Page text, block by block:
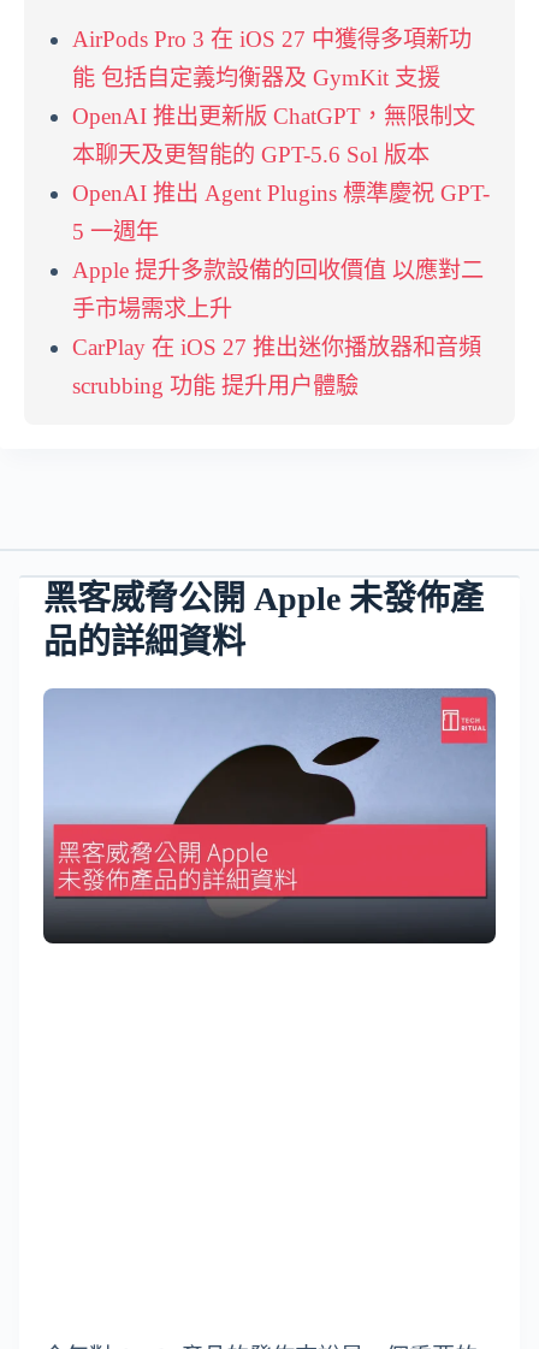
AirPods Pro 3 在 iOS 27 中獲得多項新功
能 包括自定義均衡器及 GymKit 支援
OpenAI 推出更新版 ChatGPT，無限制文
本聊天及更智能的 GPT-5.6 Sol 版本
OpenAI 推出 Agent Plugins 標準慶祝 GPT-
5 一週年
Apple 提升多款設備的回收價值 以應對二
手市場需求上升
CarPlay 在 iOS 27 推出迷你播放器和音頻
scrubbing 功能 提升用户體驗
黑客威脅公開 Apple 未發佈產
品的詳細資料